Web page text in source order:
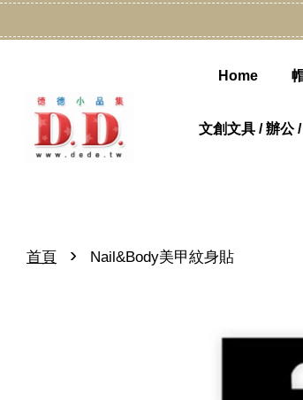
Home
文創文具 / 辦公
首頁 › Nail&Body美甲紋身貼